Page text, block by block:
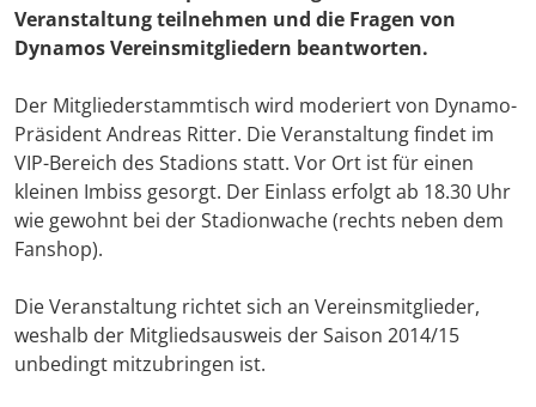
Veranstaltung teilnehmen und die Fragen von
Dynamos Vereinsmitgliedern beantworten.
Der Mitgliederstammtisch wird moderiert von Dynamo-
Präsident Andreas Ritter. Die Veranstaltung findet im
VIP-Bereich des Stadions statt. Vor Ort ist für einen
kleinen Imbiss gesorgt. Der Einlass erfolgt ab 18.30 Uhr
wie gewohnt bei der Stadionwache (rechts neben dem
Fanshop).
Die Veranstaltung richtet sich an Vereinsmitglieder,
weshalb der Mitgliedsausweis der Saison 2014/15
unbedingt mitzubringen ist.